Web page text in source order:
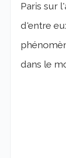
Paris sur
d'entre
dans le